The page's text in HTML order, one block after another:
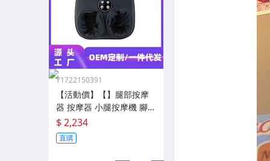
Y1722150391
【活動價】【】腿部按摩
器 按摩器 小腿按摩機 腳底
按摩機 深層按摩軟體全自
動足療機穴位揉捏家用按
腳器腳部腿部足底足部腳
$ 2,234
直購